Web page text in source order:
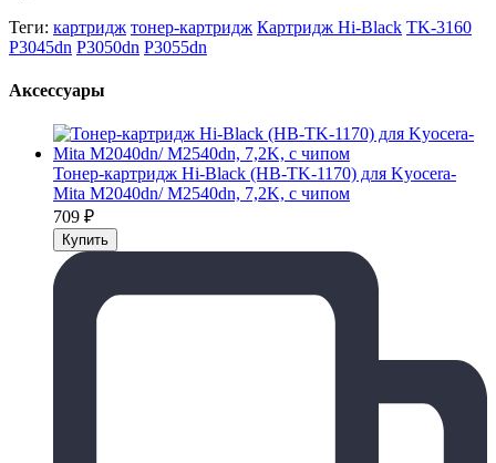
Теги: картридж тонер-картридж Картридж Hi-Black TK-3160
P3045dn P3050dn P3055dn
Аксессуары
Тонер-картридж Hi-Black (HB-TK-1170) для Kyocera-
Mita M2040dn/ M2540dn, 7,2K, с чипом
709 ₽